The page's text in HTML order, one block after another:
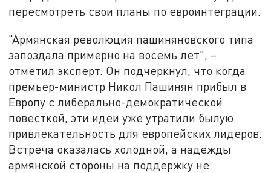
пересмотреть свои планы по евроинтеграции.
"Армянская революция пашиняновского типа
запоздала примерно на восемь лет", –
отметил эксперт. Он подчеркнул, что когда
премьер-министр Никол Пашинян прибыл в
Европу с либерально-демократической
повесткой, эти идеи уже утратили былую
привлекательность для европейских лидеров.
Встреча оказалась холодной, а надежды
армянской стороны на поддержку не